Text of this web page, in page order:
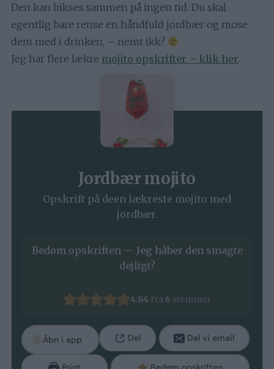
Den kan bikses sammen på ingen tid. Du skal
egentlig bare rense en håndfuld jordbær og mose
dem med i drinken, – nemt ikk?
Jeg har flere lækre mojito opskrifter – klik her.
Jordbær mojito
Opskrift på deen lækreste mojito med
jordbær.
Bedøm opskriften — Jeg håber den smagte
dejligt?
4.84 fra 6 stemmer
Åbn i app Del Del vi email